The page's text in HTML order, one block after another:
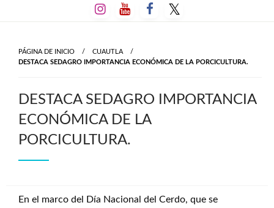
al
PÁGINA DE INICIO
CUAUTLA
DESTACA SEDAGRO IMPORTANCIA ECONÓMICA DE LA PORCICULTURA.
DESTACA SEDAGRO IMPORTANCIA
ECONÓMICA DE LA
PORCICULTURA.
En el marco del Día Nacional del Cerdo, que se